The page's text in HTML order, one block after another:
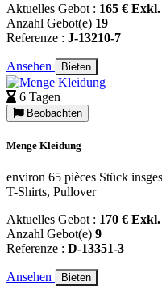
Aktuelles Gebot : 165 €
Anzahl Gebot(e) 19
Referenze : J-13210-7
Ansehen Bieten
6 Tagen
Beobachten
Menge Kleidung
environ 65 pièces Stück
T-Shirts, Pullover
Aktuelles Gebot : 170 €
Anzahl Gebot(e) 9
Referenze : D-13351-3
Ansehen Bieten